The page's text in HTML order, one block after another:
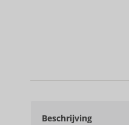
Beschrijving